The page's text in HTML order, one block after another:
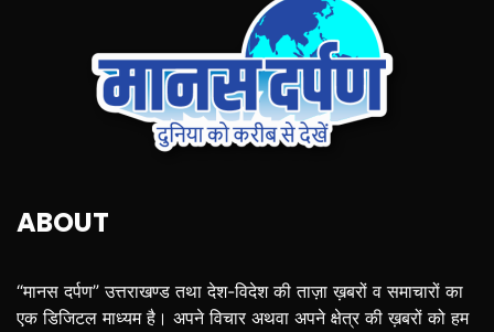
ABOUT
“मानस दर्पण” उत्तराखण्ड तथा देश-विदेश की ताज़ा ख़बरों व समाचारों का
एक डिजिटल माध्यम है। अपने विचार अथवा अपने क्षेत्र की ख़बरों को हम